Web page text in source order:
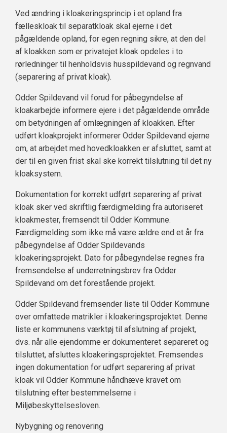
Ved ændring i kloakeringsprincip i et opland fra
fælleskloak til separatkloak skal ejerne i det
pågældende opland, for egen regning sikre, at den del
af kloakken som er privatejet kloak opdeles i to
rørledninger til henholdsvis husspildevand og regnvand
(separering af privat kloak).
Odder Spildevand vil forud for påbegyndelse af
kloakarbejde informere ejere i det pågældende område
om betydningen af omlægningen af kloakken. Efter
udført kloakprojekt informerer Odder Spildevand ejerne
om, at arbejdet med hovedkloakken er afsluttet, samt at
der til en given frist skal ske korrekt tilslutning til det ny
kloaksystem.
Dokumentation for korrekt udført separering af privat
kloak sker ved skriftlig færdigmelding fra autoriseret
kloakmester, fremsendt til Odder Kommune.
Færdigmelding som ikke må være ældre end et år fra
påbegyndelse af Odder Spildevands
kloakeringsprojekt. Dato for påbegyndelse regnes fra
fremsendelse af underretningsbrev fra Odder
Spildevand om det forestående projekt.
Odder Spildevand fremsender liste til Odder Kommune
over omfattede matrikler i kloakeringsprojektet. Denne
liste er kommunens værktøj til afslutning af projekt,
dvs. når alle ejendomme er dokumenteret separeret og
tilsluttet, afsluttes kloakeringsprojektet. Fremsendes
ingen dokumentation for udført separering af privat
kloak vil Odder Kommune håndhæve kravet om
tilslutning efter bestemmelserne i
Miljøbeskyttelsesloven.
Nybygning og renovering